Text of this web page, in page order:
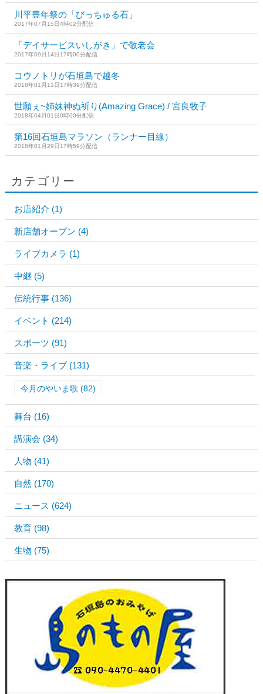
川平豊年祭の「びっちゅる石」
2017年07月15日4時02分配信
「デイサービスいしがき」で敬老会
2017年09月14日17時00分配信
コウノトリが石垣島で越冬
2018年01月11日17時39分配信
世願ぇ~姉妹神ぬ祈り(Amazing Grace) / 宮良牧子
2018年04月01日0時00分配信
第16回石垣島マラソン（ランナー目線）
2018年01月29日17時59分配信
カテゴリー
お店紹介 (1)
新店舗オープン (4)
ライブカメラ (1)
中継 (5)
伝統行事 (136)
イベント (214)
スポーツ (91)
音楽・ライブ (131)
今月のやいま歌 (82)
舞台 (16)
講演会 (34)
人物 (41)
自然 (170)
ニュース (624)
教育 (98)
生物 (75)